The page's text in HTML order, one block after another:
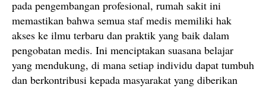
pada pengembangan profesional, rumah sakit ini
memastikan bahwa semua staf medis memiliki hak
akses ke ilmu terbaru dan praktik yang baik dalam
pengobatan medis. Ini menciptakan suasana belajar
yang mendukung, di mana setiap individu dapat tumbuh
dan berkontribusi kepada masyarakat yang diberikan